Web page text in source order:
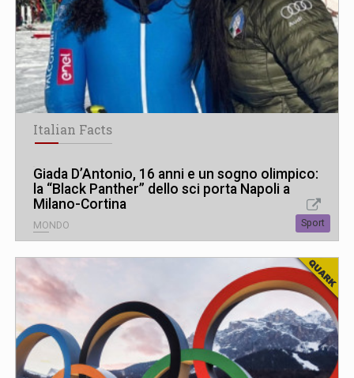
Italian Facts
Giada D’Antonio, 16 anni e un sogno olimpico:
la “Black Panther” dello sci porta Napoli a
Milano-Cortina
MONDO Sport